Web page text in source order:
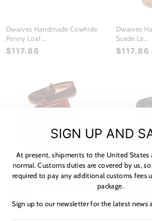
Dwarves Handmade Cowhide
Penny Loaf...
$117.86
Dwarves
Suede Le...
$117.86
Dwarves Handmade Sheepskin
$116.43
Dwarves
$110.71
SIGN UP AND
At present, shipments to the United States
normal. Customs duties are covered by us,
required to pay any additional customs fees
package.
Sign up to our newsletter for the latest news